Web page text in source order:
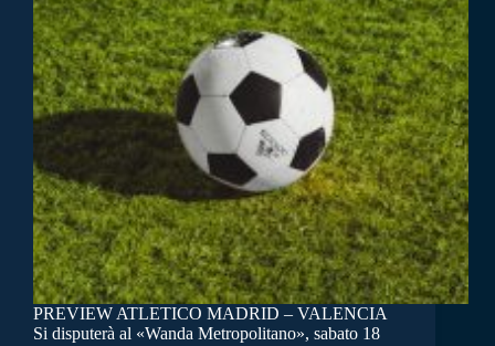
PREVIEW ATLETICO MADRID – VALENCIA
Si disputerà al «Wanda Metropolitano», sabato 18